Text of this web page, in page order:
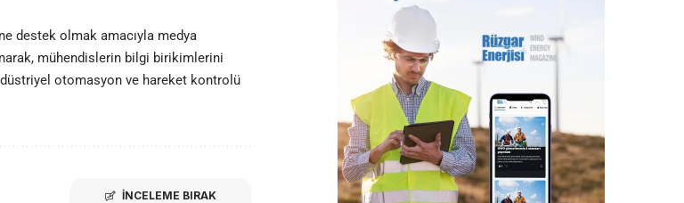
destek olmak amacıyla medya
mühendislerin bilgi birikimlerini
otomasyon ve hareket kontrolü
İNCELEME BIRAK